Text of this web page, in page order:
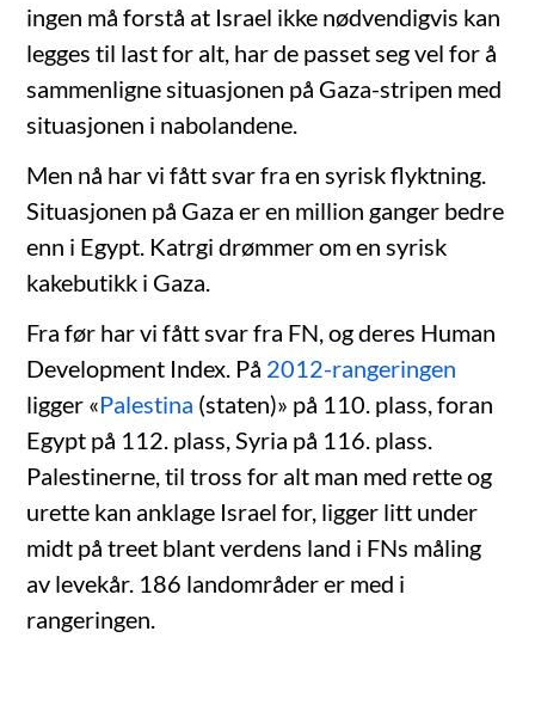
ingen må forstå at Israel ikke nødvendigvis kan
legges til last for alt, har de passet seg vel for å
sammenligne situasjonen på Gaza-stripen med
situasjonen i nabolandene.
Men nå har vi fått svar fra en syrisk flyktning.
Situasjonen på Gaza er en million ganger bedre
enn i Egypt. Katrgi drømmer om en syrisk
kakebutikk i Gaza.
Fra før har vi fått svar fra FN, og deres Human
Development Index. På 2012-rangeringen
ligger «Palestina (staten)» på 110. plass, foran
Egypt på 112. plass, Syria på 116. plass.
Palestinerne, til tross for alt man med rette og
urette kan anklage Israel for, ligger litt under
midt på treet blant verdens land i FNs måling
av levekår. 186 landområder er med i
rangeringen.